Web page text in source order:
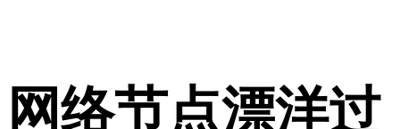
网络节点漂洋过